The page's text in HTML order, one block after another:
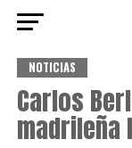
NOTICIAS
Carlos
madrileña